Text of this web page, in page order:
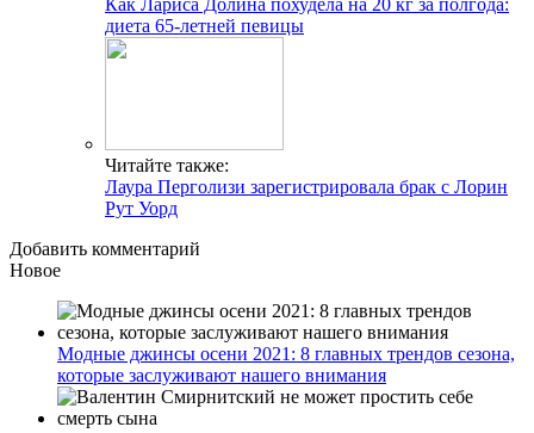
диета 65-летней певицы
Читайте также:
Лаура Перголизи зарегистрировала брак с Лорин
Рут Уорд
Добавить комментарий
Новое
Модные джинсы осени 2021: 8 главных трендов сезона,
которые заслуживают нашего внимания